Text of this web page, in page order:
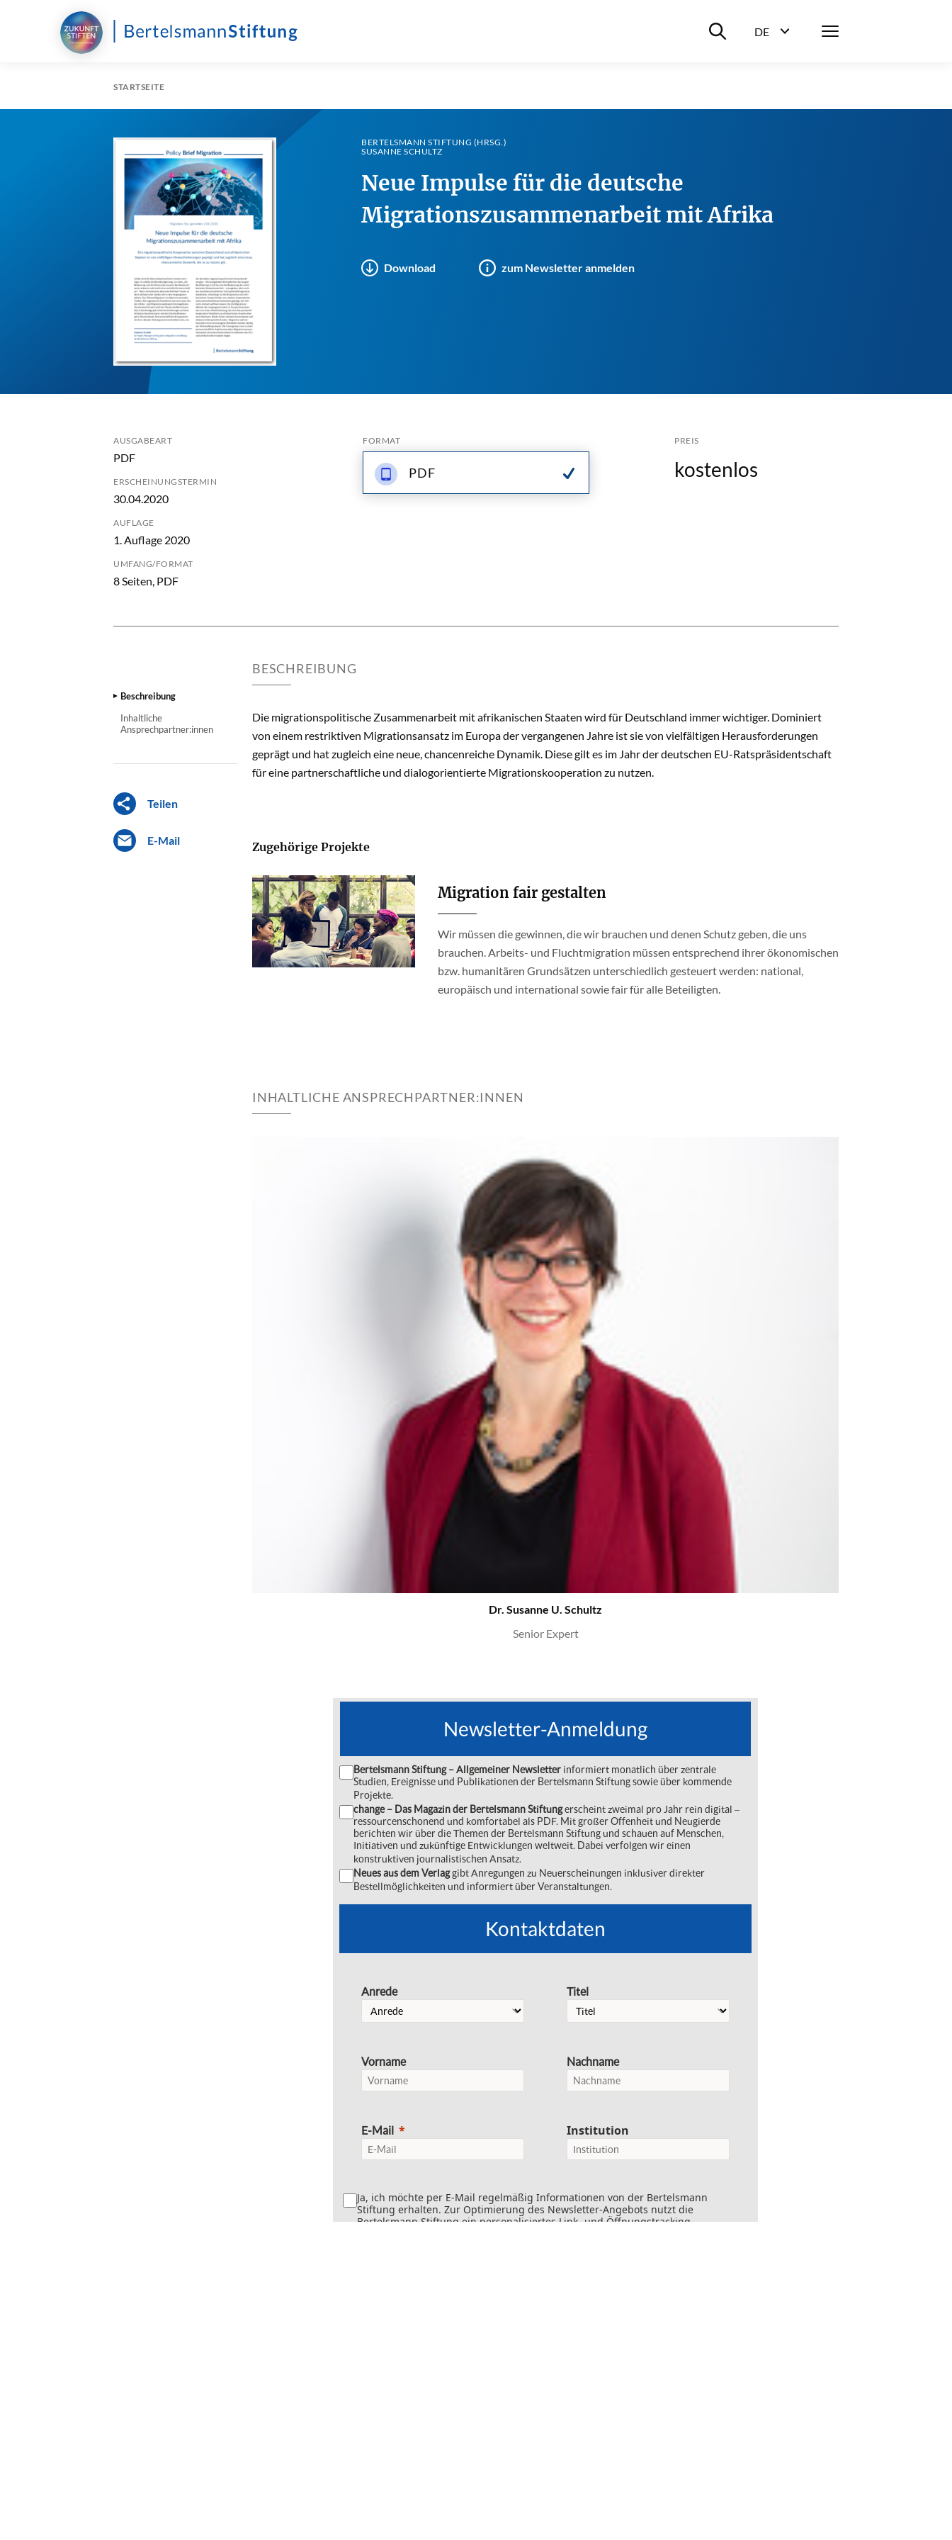
Suche ein-/ausblenden
DE
Menü
STARTSEITE
BERTELSMANN STIFTUNG (HRSG.)
SUSANNE SCHULTZ
Neue Impulse für die deutsche
Migrationszusammenarbeit mit Afrika
Download zum Newsletter anmelden
AUSGABEART
PDF
ERSCHEINUNGSTERMIN
30.04.2020
AUFLAGE
1. Auflage 2020
UMFANG/FORMAT
8 Seiten, PDF
FORMAT
PDF
PREIS
kostenlos
Beschreibung
Inhaltliche
Ansprechpartner:innen
Teilen
E-Mail
BESCHREIBUNG
Die migrationspolitische Zusammenarbeit mit afrikanischen Staaten wird für Deutschland immer wichtiger. Dominiert
von einem restriktiven Migrationsansatz im Europa der vergangenen Jahre ist sie von vielfältigen Herausforderungen
geprägt und hat zugleich eine neue, chancenreiche Dynamik. Diese gilt es im Jahr der deutschen EU-Ratspräsidentschaft
für eine partnerschaftliche und dialogorientierte Migrationskooperation zu nutzen.
Zugehörige Projekte
Migration fair gestalten
Wir müssen die gewinnen, die wir brauchen und denen Schutz geben, die uns
brauchen. Arbeits- und Fluchtmigration müssen entsprechend ihrer ökonomischen
bzw. humanitären Grundsätzen unterschiedlich gesteuert werden: national,
europäisch und international sowie fair für alle Beteiligten.
INHALTLICHE ANSPRECHPARTNER:INNEN
Dr. Susanne U. Schultz
Senior Expert
Newsletter-Anmeldung
Bertelsmann Stiftung – Allgemeiner Newsletter informiert monatlich über zentrale
Studien, Ereignisse und Publikationen der Bertelsmann Stiftung sowie über kommende
Projekte.
change – Das Magazin der Bertelsmann Stiftungerscheint zweimal pro Jahr rein digital ‒
ressourcenschonend und komfortabel als PDF. Mit großer Offenheit und Neugierde
berichten wir über die Themen der Bertelsmann Stiftung und schauen auf Menschen,
Initiativen und zukünftige Entwicklungen weltweit. Dabei verfolgen wir einen
konstruktiven journalistischen Ansatz.
Neues aus dem Verlaggibt Anregungen zu Neuerscheinungen inklusiver direkter
Bestellmöglichkeiten und informiert über Veranstaltungen.
Kontaktdaten
Anrede
Vorname
E-Mail
Titel
Nachname
Institution
Ja, ich möchte per E-Mail regelmäßig Informationen von der Bertelsmann
Stiftung erhalten. Zur Optimierung des Newsletter-Angebots nutzt die
Bertelsmann Stiftung ein personalisiertes Link- und Öffnungstracking.